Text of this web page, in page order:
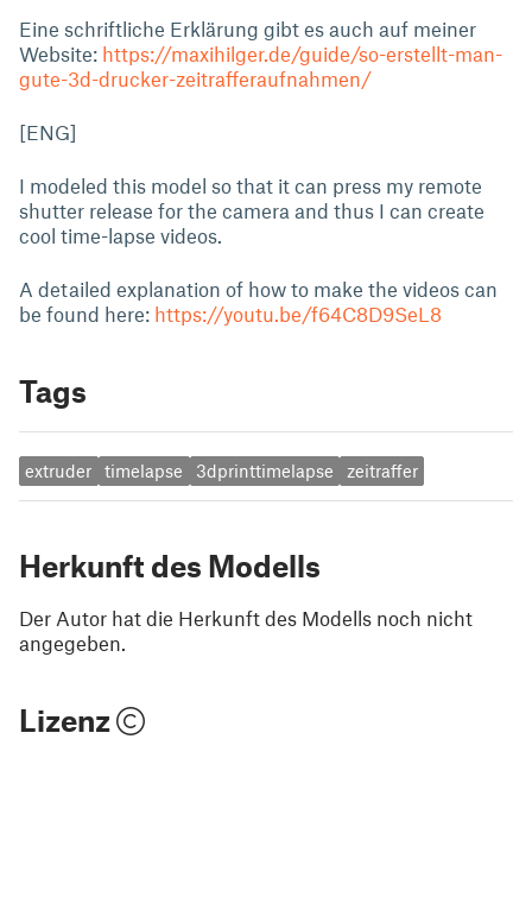
Eine schriftliche Erklärung gibt es auch auf meiner
Website: https://maxihilger.de/guide/so-erstellt-man-
gute-3d-drucker-zeitrafferaufnahmen/
[ENG]
I modeled this model so that it can press my remote
shutter release for the camera and thus I can create
cool time-lapse videos.
A detailed explanation of how to make the videos can
be found here: https://youtu.be/f64C8D9SeL8
Tags
extruder timelapse 3dprinttimelapse zeitraffer
Herkunft des Modells
Der Autor hat die Herkunft des Modells noch nicht
angegeben.
Lizenz